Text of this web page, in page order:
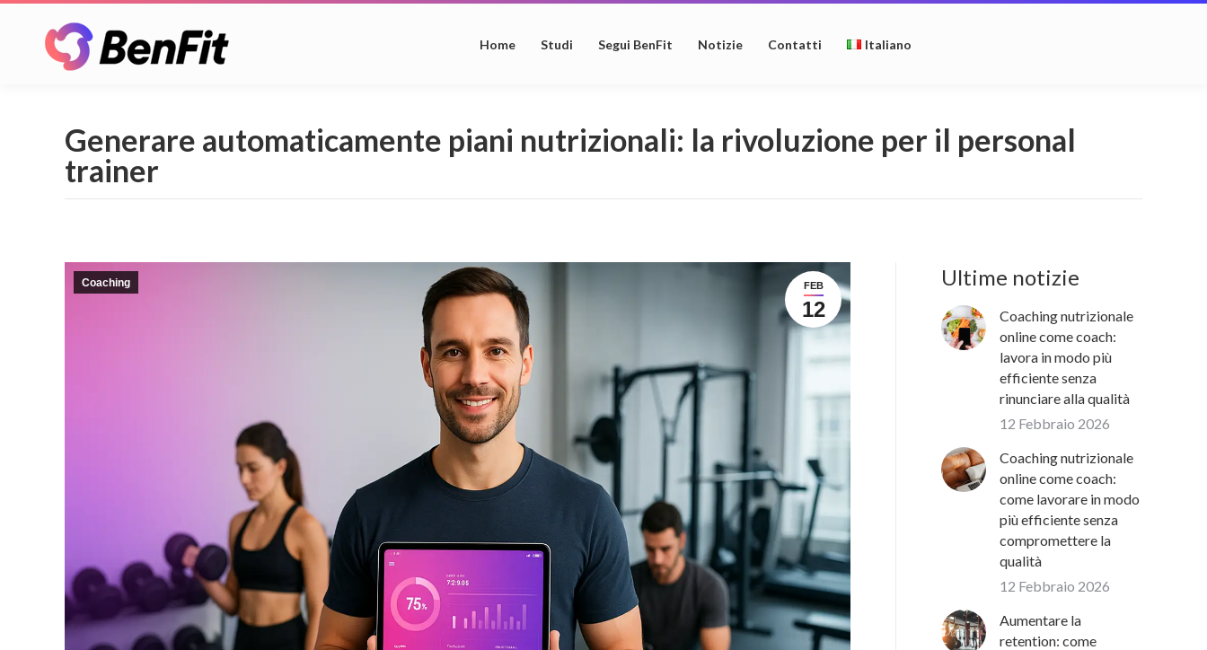
Home Studi Segui BenFit Notizie Contatti Italiano
Generare automaticamente piani nutrizionali: la rivoluzione per il personal
trainer
FEB
12
Coaching Ultime notizie
Coaching nutrizionale
online come coach:
lavora in modo più
efficiente senza
rinunciare alla qualità
12 Febbraio 2026
Coaching nutrizionale
online come coach:
come lavorare in modo
più efficiente senza
compromettere la
qualità
12 Febbraio 2026
Aumentare la
retention: come